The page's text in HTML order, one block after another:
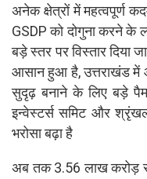
अनेक क्षेत्रों में महत्वपूर्ण
GSDP को दोगुना करने के
बड़े स्तर पर विस्तार दिया
आसान हुआ है, उत्तराखंड में
सुदृढ़ बनाने के लिए बड़े
इन्वेस्टर्स समिट और
भरोसा बढ़ा है
अब तक 3.56 लाख करोड़